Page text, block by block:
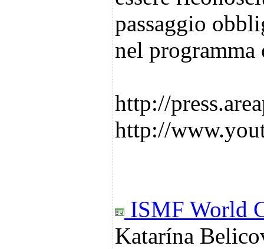
passaggio
nel
http://
http://
ISMF World
Katarína